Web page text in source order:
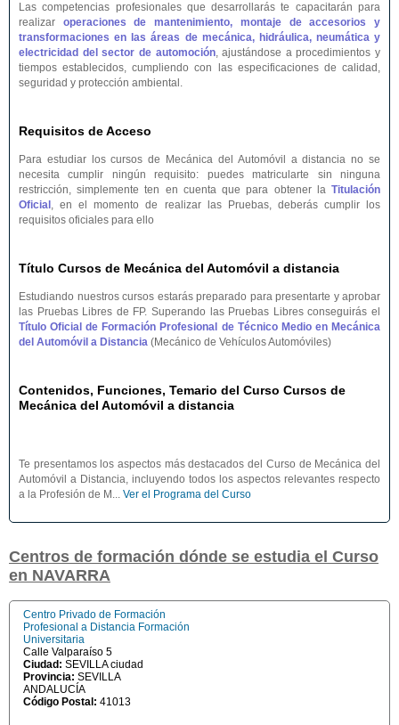
Las competencias profesionales que desarrollarás te capacitarán para
realizar operaciones de mantenimiento, montaje de accesorios y
transformaciones en las áreas de mecánica, hidráulica, neumática y
electricidad del sector de automoción, ajustándose a procedimientos y
tiempos establecidos, cumpliendo con las especificaciones de calidad,
seguridad y protección ambiental.
Requisitos de Acceso
Para estudiar los cursos de Mecánica del Automóvil a distancia no se
necesita cumplir ningún requisito: puedes matricularte sin ninguna
restricción, simplemente ten en cuenta que para obtener la Titulación
Oficial , en el momento de realizar las Pruebas, deberás cumplir los
requisitos oficiales para ello
Título Cursos de Mecánica del Automóvil a distancia
Estudiando nuestros cursos estarás preparado para presentarte y aprobar
las Pruebas Libres de FP. Superando las Pruebas Libres conseguirás el
Título Oficial de Formación Profesional de Técnico Medio en Mecánica
del Automóvil a Distancia (Mecánico de Vehículos Automóviles)
Contenidos, Funciones, Temario del Curso Cursos de
Mecánica del Automóvil a distancia
Te presentamos los aspectos más destacados del Curso de Mecánica del
Automóvil a Distancia, incluyendo todos los aspectos relevantes respecto
a la Profesión de M... Ver el Programa del Curso
Centros de formación dónde se estudia el Curso
en NAVARRA
Centro Privado de Formación
Profesional a Distancia Formación
Universitaria
Calle Valparaíso 5
Ciudad: SEVILLA ciudad
Provincia: SEVILLA
ANDALUCÍA
Código Postal: 41013